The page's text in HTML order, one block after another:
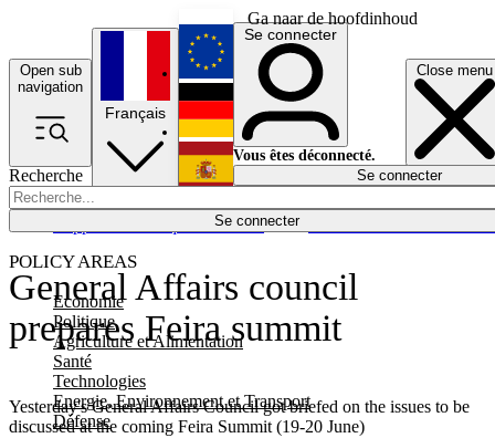
Ga naar de hoofdinhoud
Open sub
navigation
Close menu
Recherche
Se connecter
POLICY AREAS
Economie
Politique
Agriculture et Alimentation
Santé
Technologies
Energie, Environnement et Transport
Défense
Économie
Français
English
Deutsch
Español
Se connecter
Vous êtes déconnecté.
Se connecter
General Affairs council
prepares Feira summit
Yesterday's General Affairs Council got briefed on the issues to be
discussed at the coming Feira Summit (19-20 June)